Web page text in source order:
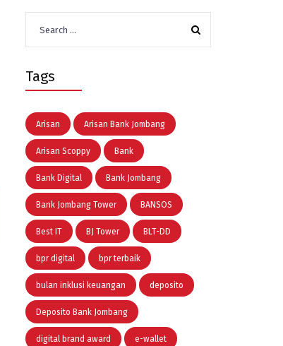
for:
Tags
Arisan Arisan Bank Jombang
Arisan Scoppy Bank
Bank Digital Bank Jombang
Bank Jombang Tower BANSOS
Best IT BJ Tower BLT-DD
bpr digital bpr terbaik
bulan inklusi keuangan deposito
Deposito Bank Jombang
digital brand award e-wallet